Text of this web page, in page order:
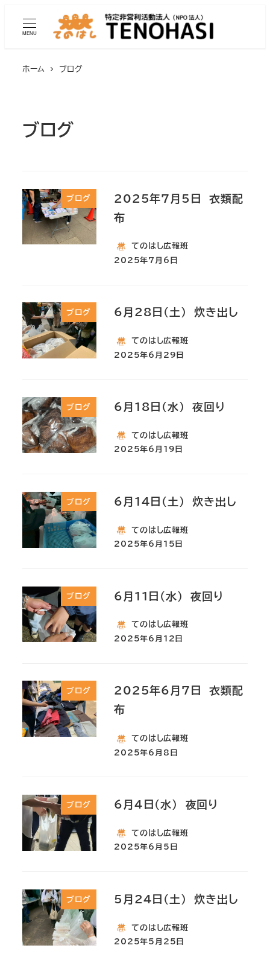
MENU
ホーム ブログ
ブログ
ブログ
2025年7月5日 衣類配
布
てのはし広報班
2025年7月6日
ブログ 6月28日(土) 炊き出し
てのはし広報班
2025年6月29日
ブログ 6月18日(水) 夜回り
てのはし広報班
2025年6月19日
ブログ 6月14日(土) 炊き出し
てのはし広報班
2025年6月15日
ブログ 6月11日(水) 夜回り
てのはし広報班
2025年6月12日
ブログ
2025年6月7日 衣類配
布
てのはし広報班
2025年6月8日
ブログ 6月4日(水) 夜回り
てのはし広報班
2025年6月5日
ブログ 5月24日(土) 炊き出し
てのはし広報班
2025年5月25日